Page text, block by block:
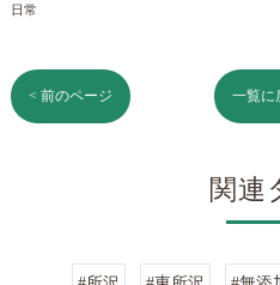
日常
< 前のページ 一覧に
関連